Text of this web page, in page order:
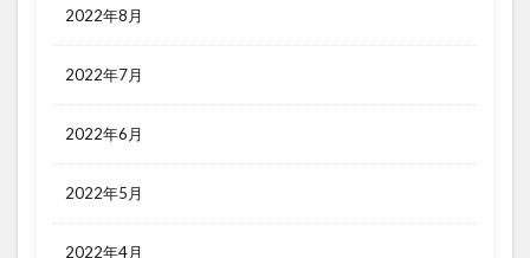
2022年8月
2022年7月
2022年6月
2022年5月
2022年4月